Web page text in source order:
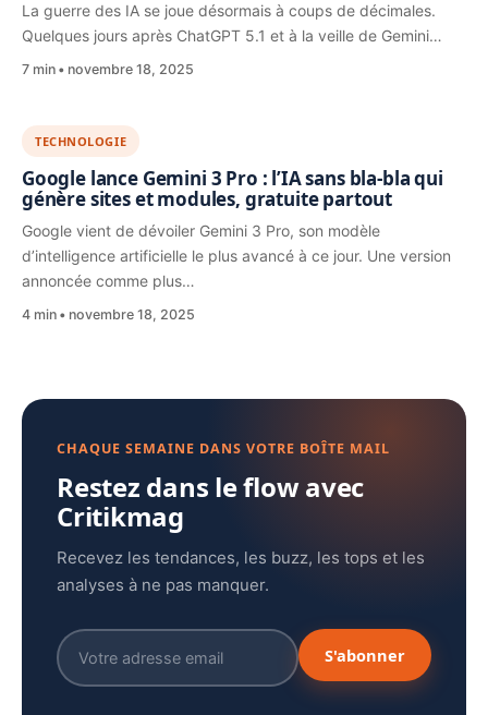
La guerre des IA se joue désormais à coups de décimales.
Quelques jours après ChatGPT 5.1 et à la veille de Gemini…
7 min novembre 18, 2025
TECHNOLOGIE
Google lance Gemini 3 Pro : l’IA sans bla-bla qui
génère sites et modules, gratuite partout
Google vient de dévoiler Gemini 3 Pro, son modèle
d’intelligence artificielle le plus avancé à ce jour. Une version
annoncée comme plus…
4 min novembre 18, 2025
CHAQUE SEMAINE DANS VOTRE BOÎTE MAIL
Restez dans le flow avec
Critikmag
Recevez les tendances, les buzz, les tops et les
analyses à ne pas manquer.
S'abonner